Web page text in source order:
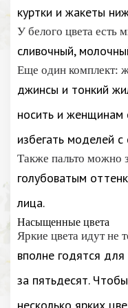
куртки и жакеты
У белого цвета есть
сливочный,
Еще один комплект:
джинсы и тонкий
носить и женщинам
избегать моделей
Также пальто можно
голубоватым
лица.
Насыщенные цвета
Яркие цвета идут не
вполне годятся
за пятьдесят.